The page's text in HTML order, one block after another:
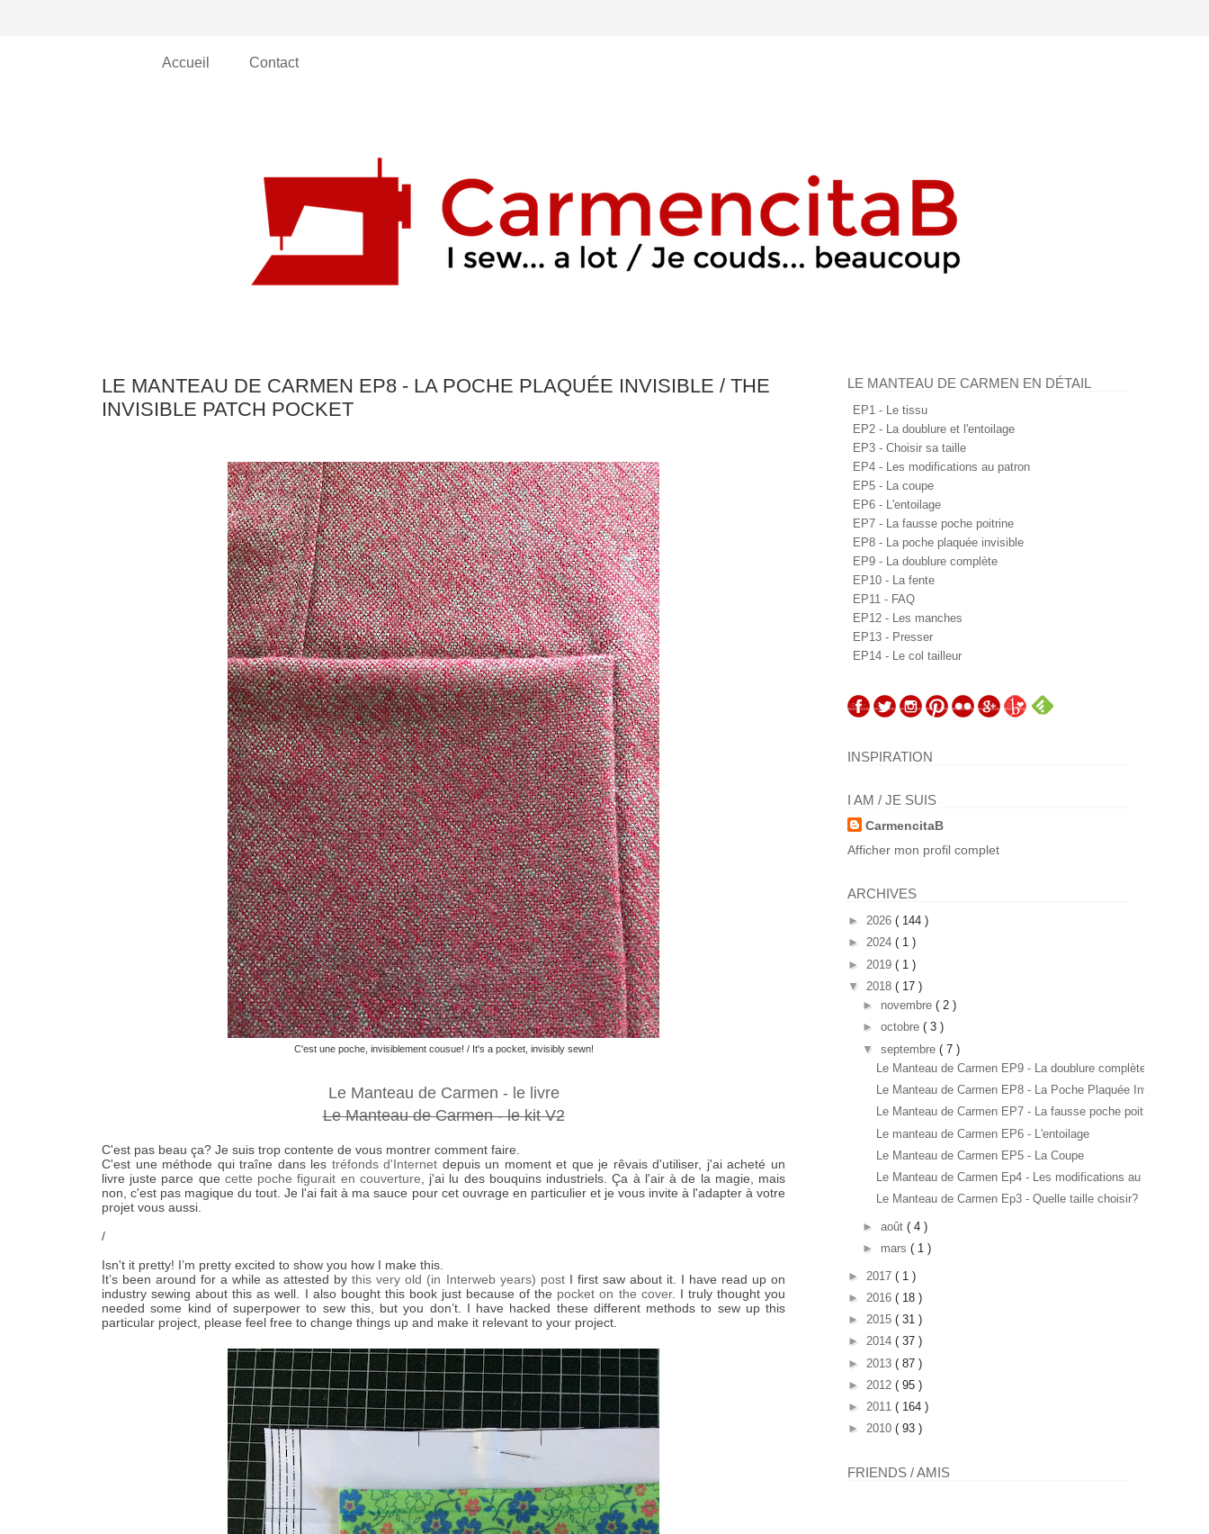
Accueil Contact
LE MANTEAU DE CARMEN EP8 - LA POCHE PLAQUÉE INVISIBLE / THE
INVISIBLE PATCH POCKET
C'est une poche, invisiblement cousue! / It's a pocket, invisibly sewn!
Le Manteau de Carmen - le livre
Le Manteau de Carmen - le kit V2
C'est pas beau ça? Je suis trop contente de vous montrer comment faire.
C'est une méthode qui traîne dans les tréfonds d'Internet depuis un moment et que je rêvais d'utiliser, j'ai acheté un
livre juste parce que cette poche figurait en couverture, j'ai lu des bouquins industriels. Ça à l'air à de la magie, mais
non, c'est pas magique du tout. Je l'ai fait à ma sauce pour cet ouvrage en particulier et je vous invite à l'adapter à votre
projet vous aussi.
/
Isn't it pretty! I’m pretty excited to show you how I make this.
It’s been around for a while as attested bythis very old (in Interweb years) postI first saw about it. I have read up on
industry sewing about this as well. I also bought this book just because of the pocket on the cover. I truly thought you
needed some kind of superpower to sew this, but you don’t. I have hacked these different methods to sew up this
particular project, please feel free to change things up and make it relevant to your project.
LE MANTEAU DE CARMEN EN DÉTAIL
EP1 - Le tissu
EP2 - La doublure et l'entoilage
EP3 - Choisir sa taille
EP4 - Les modifications au patron
EP5 - La coupe
EP6 - L'entoilage
EP7 - La fausse poche poitrine
EP8 - La poche plaquée invisible
EP9 - La doublure complète
EP10 - La fente
EP11 - FAQ
EP12 - Les manches
EP13 - Presser
EP14 - Le col tailleur
INSPIRATION
I AM / JE SUIS
CarmencitaB
Afficher mon profil complet
ARCHIVES
► 2026 ( 144 )
► 2024 ( 1 )
► 2019 ( 1 )
▼ 2018 ( 17 )
► novembre ( 2 )
► octobre ( 3 )
▼ septembre ( 7 )
Le Manteau de Carmen EP9 - La doublure complète
Le Manteau de Carmen EP8 - La Poche Plaquée Invisi...
Le Manteau de Carmen EP7 - La fausse poche poitrine
Le manteau de Carmen EP6 - L'entoilage
Le Manteau de Carmen EP5 - La Coupe
Le Manteau de Carmen Ep4 - Les modifications au pa...
Le Manteau de Carmen Ep3 - Quelle taille choisir?
► août ( 4 )
► mars ( 1 )
► 2017 ( 1 )
► 2016 ( 18 )
► 2015 ( 31 )
► 2014 ( 37 )
► 2013 ( 87 )
► 2012 ( 95 )
► 2011 ( 164 )
► 2010 ( 93 )
FRIENDS / AMIS